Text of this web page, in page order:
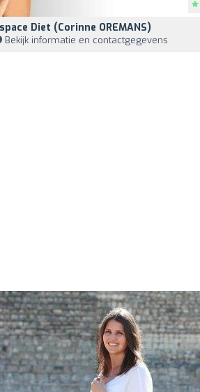
Diet (Corinne OREMANS)
Bekijk informatie en contactgegevens